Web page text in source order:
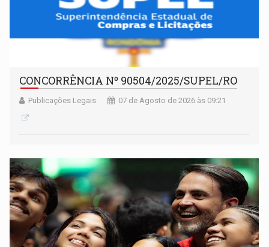
CONCORRÊNCIA Nº 90504/2025/SUPEL/RO
Publicações Legais 07 de Agosto de 2026 às 09:21